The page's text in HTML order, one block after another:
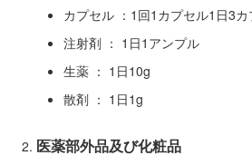
カプセル ：1回1カプセル1日3
注射剤 ： 1日1アンプル
生薬 ： 1日10g
散剤 ： 1日1g
医薬部外品及び化粧品